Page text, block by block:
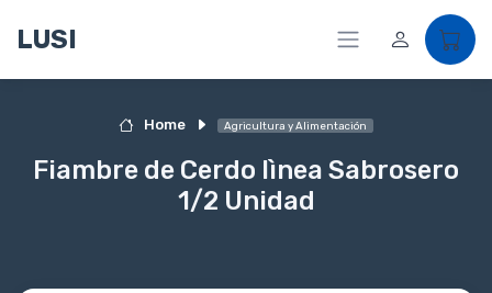
LUSI
Home Agricultura y Alimentación
Fiambre de Cerdo lìnea Sabrosero
1/2 Unidad